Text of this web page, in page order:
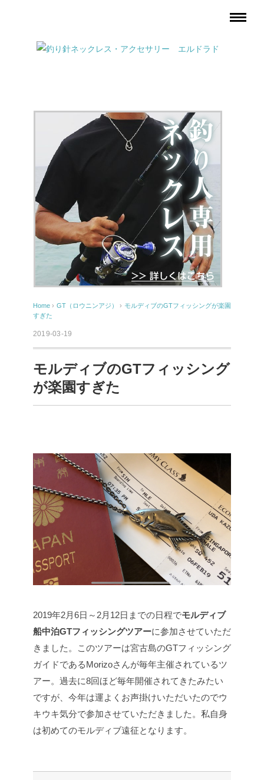
Home › GT（ロウニンアジ） › モルディブのGTフィッシングが楽園
すぎた
2019-03-19
モルディブのGTフィッシング
が楽園すぎた
2019年2月6日～2月12日までの日程でモルディブ
船中泊GTフィッシングツアーに参加させていただ
きました。このツアーは宮古島のGTフィッシング
ガイドであるMorizoさんが毎年主催されているツ
アー。過去に8回ほど毎年開催されてきたみたい
ですが、今年は運よくお声掛けいただいたのでウ
キウキ気分で参加させていただきました。私自身
は初めてのモルディブ遠征となります。